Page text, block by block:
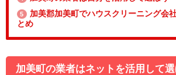
5
加美郡加美町でハウスクリーニング会
とめ
加美町の業者はネットを活用して選